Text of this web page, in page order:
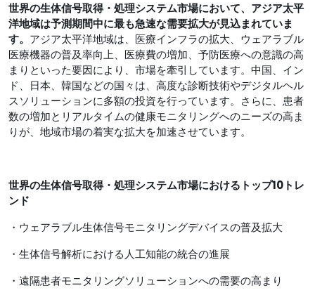
世界の生体信号取得・処理システム市場において、アジア太平
洋地域は予測期間中に最も急速な需要拡大が見込まれていま
す。 アジア太平洋地域は、医療インフラの拡大、ウェアラブル
医療機器の普及率向上、医療費の増加、予防医療への意識の高
まりといった要因により、市場を牽引しています。中国、イン
ド、日本、韓国などの国々は、高度な診断技術やデジタルヘル
スソリューションに多額の投資を行っています。さらに、患者
数の増加とリアルタイムの健康モニタリングへのニーズの高ま
りが、地域市場の着実な拡大を加速させています。
世界の生体信号取得・処理システム市場におけるトップ10トレ
ンド
・ウェアラブル生体信号モニタリングデバイスの普及拡大
・生体信号解析における人工知能の統合の進展
・遠隔患者モニタリングソリューションへの需要の高まり